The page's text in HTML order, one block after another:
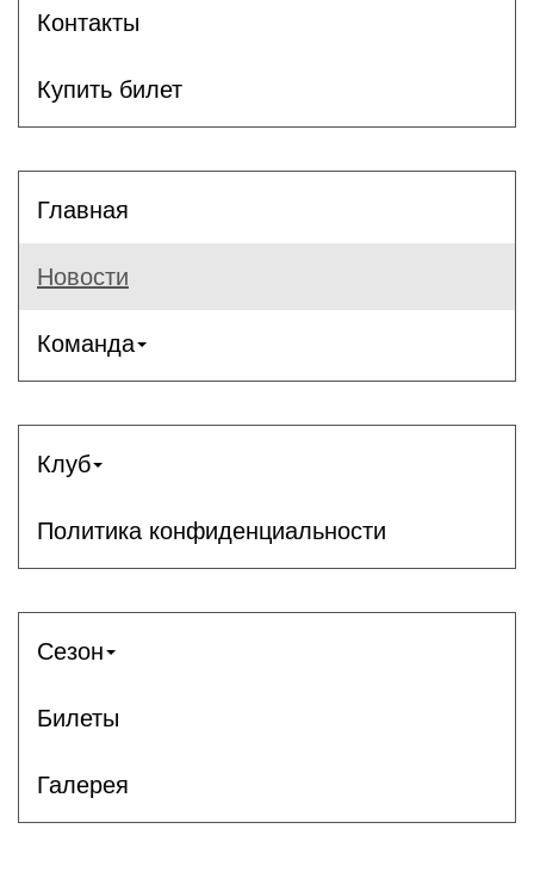
Контакты
Купить билет
Главная
Новости
Команда
Клуб
Политика конфиденциальности
Сезон
Билеты
Галерея